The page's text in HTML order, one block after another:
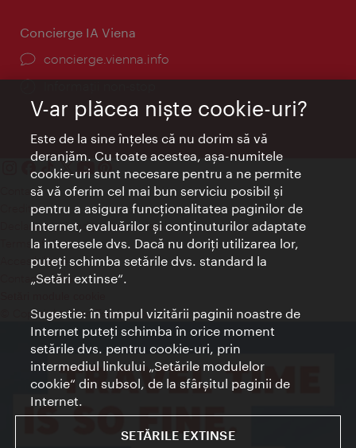
Concierge IA Viena
concierge.vienna.info
Contact
Credits
Declaraţie privind protecţia datelor
Terms of Use
Accesibilitate
Contact presa
© Copyright Wien Tourismus
V-ar plăcea nişte cookie-uri?
Este de la sine înţeles că nu dorim să vă
deranjăm. Cu toate acestea, aşa-numitele
cookie-uri sunt necesare pentru a ne permite
să vă oferim cel mai bun serviciu posibil şi
pentru a asigura funcţionalitatea paginilor de
Internet, evaluărilor şi conţinuturilor adaptate
la interesele dvs. Dacă nu doriţi utilizarea lor,
puteţi schimba setările dvs. standard la
„Setări extinse“.
Sugestie: în timpul vizitării paginii noastre de
Internet puteţi schimba în orice moment
setările dvs. pentru cookie-uri, prin
intermediul linkului „Setările modulelor
cookie“ din subsol, de la sfârşitul paginii de
Internet.
SETĂRILE EXTINSE